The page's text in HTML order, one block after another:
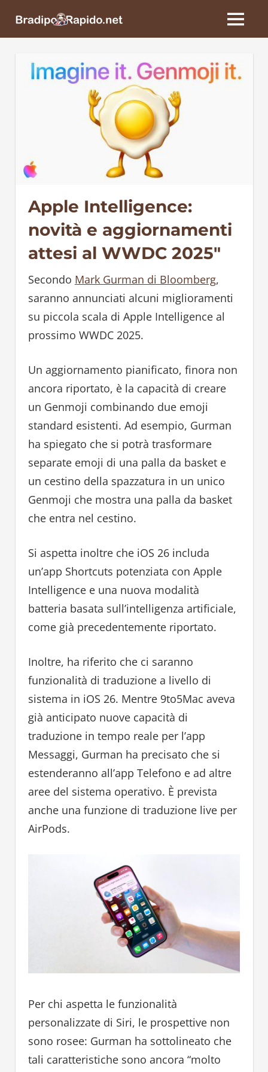
BradipoRapido.net
MENU
Apple Intelligence:
novità e aggiornamenti
attesi al WWDC 2025″
Secondo Mark Gurman di Bloomberg,
saranno annunciati alcuni miglioramenti
su piccola scala di Apple Intelligence al
prossimo WWDC 2025.
Un aggiornamento pianificato, finora non
ancora riportato, è la capacità di creare
un Genmoji combinando due emoji
standard esistenti. Ad esempio, Gurman
ha spiegato che si potrà trasformare
separate emoji di una palla da basket e
un cestino della spazzatura in un unico
Genmoji che mostra una palla da basket
che entra nel cestino.
Si aspetta inoltre che iOS 26 includa
un’app Shortcuts potenziata con Apple
Intelligence e una nuova modalità
batteria basata sull’intelligenza artificiale,
come già precedentemente riportato.
Inoltre, ha riferito che ci saranno
funzionalità di traduzione a livello di
sistema in iOS 26. Mentre 9to5Mac aveva
già anticipato nuove capacità di
traduzione in tempo reale per l’app
Messaggi, Gurman ha precisato che si
estenderanno all’app Telefono e ad altre
aree del sistema operativo. È prevista
anche una funzione di traduzione live per
AirPods.
Per chi aspetta le funzionalità
personalizzate di Siri, le prospettive non
sono rosee: Gurman ha sottolineato che
tali caratteristiche sono ancora “molto